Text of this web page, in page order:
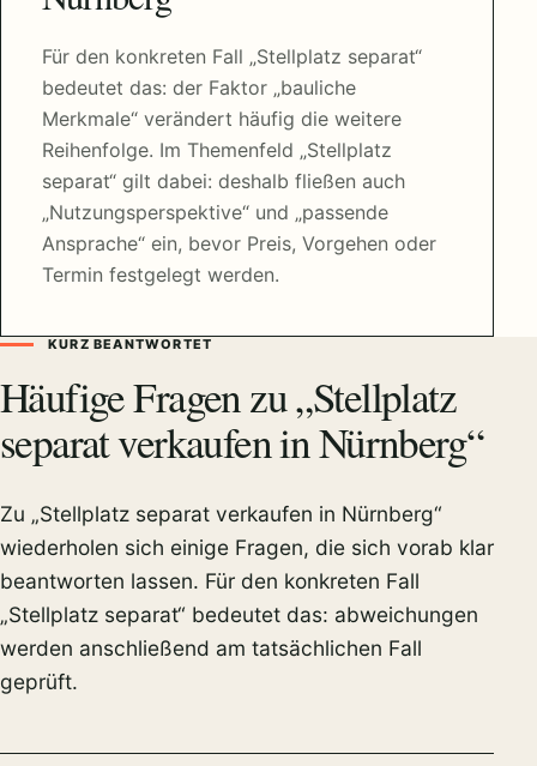
Für den konkreten Fall „Stellplatz separat“
bedeutet das: der Faktor „bauliche
Merkmale“ verändert häufig die weitere
Reihenfolge. Im Themenfeld „Stellplatz
separat“ gilt dabei: deshalb fließen auch
„Nutzungsperspektive“ und „passende
Ansprache“ ein, bevor Preis, Vorgehen oder
Termin festgelegt werden.
KURZ BEANTWORTET
Häufige Fragen zu „Stellplatz
separat verkaufen in Nürnberg“
Zu „Stellplatz separat verkaufen in Nürnberg“
wiederholen sich einige Fragen, die sich vorab klar
beantworten lassen. Für den konkreten Fall
„Stellplatz separat“ bedeutet das: abweichungen
werden anschließend am tatsächlichen Fall
geprüft.